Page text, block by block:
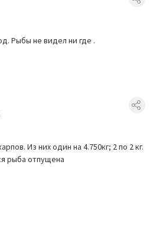
Рыбы не видел ни где .
Из них один на 4.750кг; 2 по 2 кг.
рыба отпущена